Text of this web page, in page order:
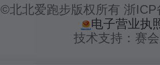
©北北爱跑步版权所有 浙ICP
电子营业执
技术支持：赛